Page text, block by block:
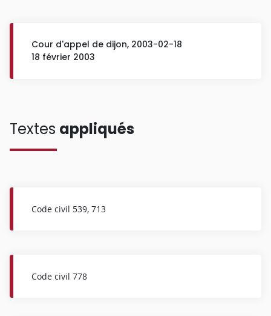
Cour d'appel de dijon, 2003-02-18
18 février 2003
Textes appliqués
Code civil 539, 713
Code civil 778